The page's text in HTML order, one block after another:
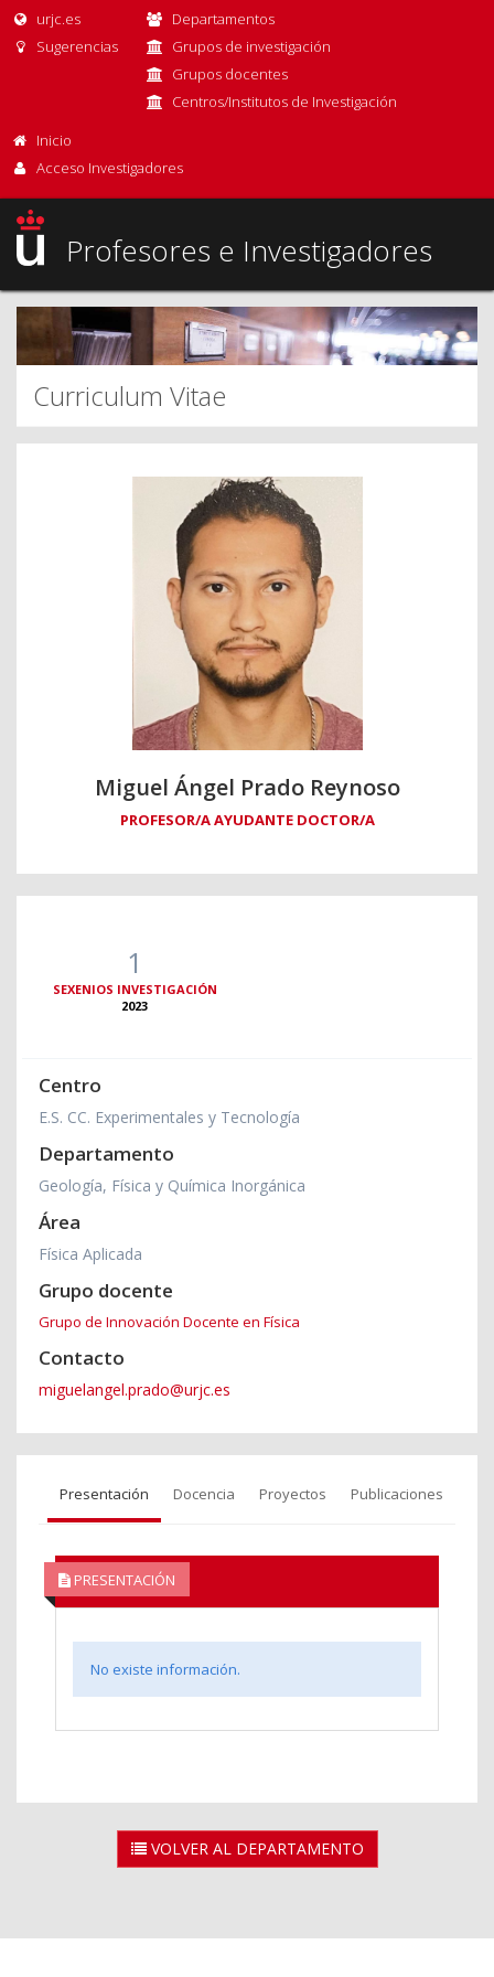
urjc.es
Sugerencias
Departamentos
Grupos de investigación
Grupos docentes
Centros/Institutos de Investigación
Inicio
Acceso Investigadores
Profesores e Investigadores
Curriculum Vitae
Miguel Ángel Prado Reynoso
PROFESOR/A AYUDANTE DOCTOR/A
1
SEXENIOS INVESTIGACIÓN
2023
Centro
E.S. CC. Experimentales y Tecnología
Departamento
Geología, Física y Química Inorgánica
Área
Física Aplicada
Grupo docente
Grupo de Innovación Docente en Física
Contacto
miguelangel.prado@urjc.es
Presentación Docencia Proyectos Publicaciones
PRESENTACIÓN
No existe información.
VOLVER AL DEPARTAMENTO